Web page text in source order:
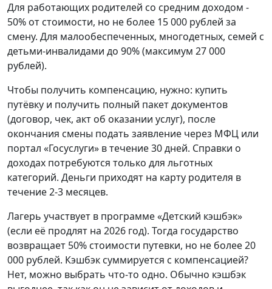
Для работающих родителей со средним доходом -
50% от стоимости, но не более 15 000 рублей за
смену. Для малообеспеченных, многодетных, семей с
детьми-инвалидами до 90% (максимум 27 000
рублей).
Чтобы получить компенсацию, нужно: купить
путёвку и получить полный пакет документов
(договор, чек, акт об оказании услуг), после
окончания смены подать заявление через МФЦ или
портал «Госуслуги» в течение 30 дней. Справки о
доходах потребуются только для льготных
категорий. Деньги приходят на карту родителя в
течение 2-3 месяцев.
Лагерь участвует в программе «Детский кэшбэк»
(если её продлят на 2026 год). Тогда государство
возвращает 50% стоимости путевки, но не более 20
000 рублей. Кэшбэк суммируется с компенсацией?
Нет, можно выбрать что-то одно. Обычно кэшбэк